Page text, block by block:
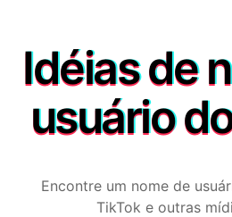
Idéias de
usuário
Encontre um nome de
TikTok e outras